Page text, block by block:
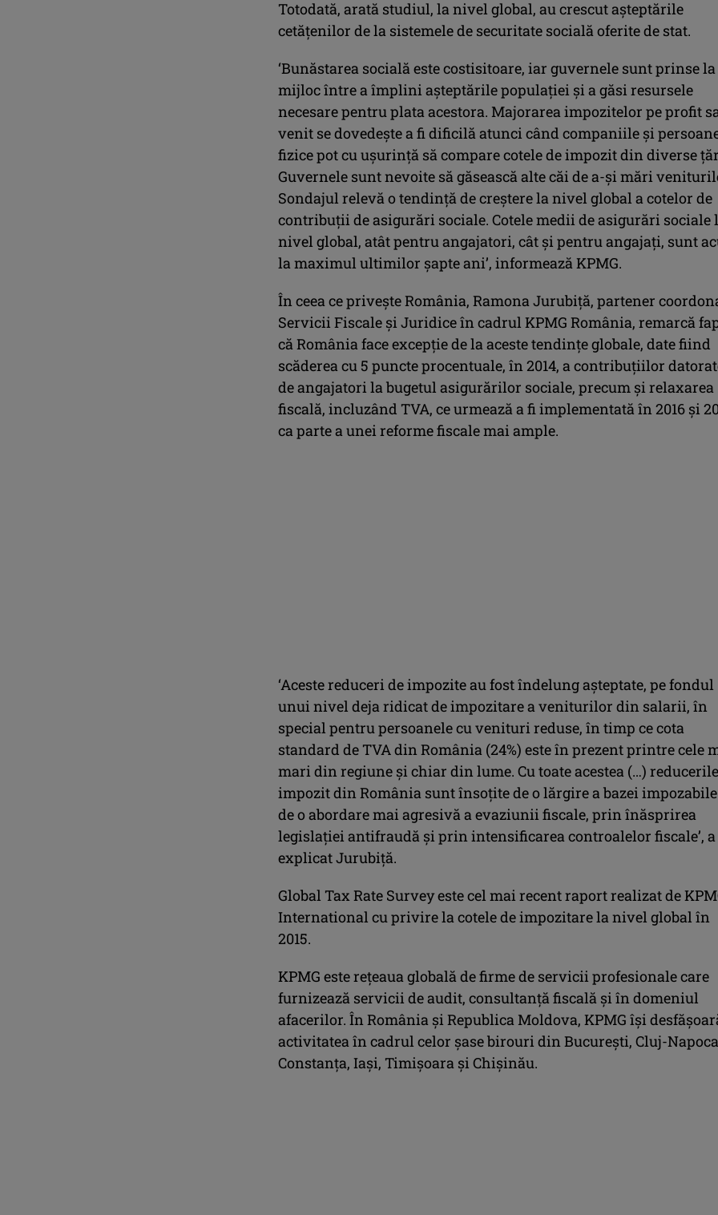
Totodată, arată studiul, la nivel global, au crescut aşteptările
cetăţenilor de la sistemele de securitate socială oferite de stat.
‘Bunăstarea socială este costisitoare, iar guvernele sunt prinse la
mijloc între a împlini aşteptările populaţiei şi a găsi resursele
necesare pentru plata acestora. Majorarea impozitelor pe profit
venit se dovedeşte a fi dificilă atunci când companiile şi
fizice pot cu uşurinţă să compare cotele de impozit din diverse
Guvernele sunt nevoite să găsească alte căi de a-şi mări
Sondajul relevă o tendinţă de creştere la nivel global a cotelor de
contribuţii de asigurări sociale. Cotele medii de asigurări sociale
nivel global, atât pentru angajatori, cât şi pentru angajaţi, sunt
la maximul ultimilor şapte ani’, informează KPMG.
În ceea ce priveşte România, Ramona Jurubiţă, partener
Servicii Fiscale şi Juridice în cadrul KPMG România, remarcă
că România face excepţie de la aceste tendinţe globale, date fiind
scăderea cu 5 puncte procentuale, în 2014, a contribuţiilor
de angajatori la bugetul asigurărilor sociale, precum şi relaxarea
fiscală, incluzând TVA, ce urmează a fi implementată în 2016 şi
ca parte a unei reforme fiscale mai ample.
‘Aceste reduceri de impozite au fost îndelung aşteptate, pe fondul
unui nivel deja ridicat de impozitare a veniturilor din salarii, în
special pentru persoanele cu venituri reduse, în timp ce cota
standard de TVA din România (24%) este în prezent printre cele
mari din regiune şi chiar din lume. Cu toate acestea (…)
impozit din România sunt însoţite de o lărgire a bazei
de o abordare mai agresivă a evaziunii fiscale, prin înăsprirea
legislaţiei antifraudă şi prin intensificarea controalelor fiscale’, a
explicat Jurubiţă.
Global Tax Rate Survey este cel mai recent raport realizat de
International cu privire la cotele de impozitare la nivel global în
2015.
KPMG este reţeaua globală de firme de servicii profesionale care
furnizează servicii de audit, consultanţă fiscală şi în domeniul
afacerilor. În România şi Republica Moldova, KPMG îşi
activitatea în cadrul celor şase birouri din Bucureşti, Cluj-
Constanţa, Iaşi, Timişoara şi Chişinău.